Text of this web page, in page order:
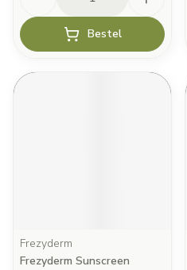
Bestel
Frezyderm
Frezyderm Sunscreen